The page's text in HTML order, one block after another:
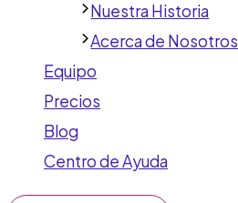
Nuestra Historia
Acerca de Nosotros
Equipo
Precios
Blog
Centro de Ayuda